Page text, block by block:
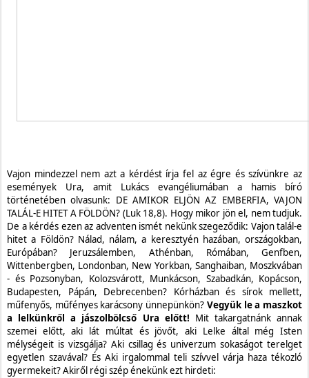
Vajon mindezzel nem azt a kérdést írja fel az égre és szívünkre az
események Ura, amit Lukács evangéliumában a hamis bíró
történetében olvasunk: DE AMIKOR ELJÖN AZ EMBERFIA, VAJON
TALÁL-E HITET A FÖLDÖN? (Luk 18,8). Hogy mikor jön el, nem tudjuk.
De a kérdés ezen az adventen ismét nekünk szegeződik: Vajon talál-e
hitet a Földön? Nálad, nálam, a keresztyén hazában, országokban,
Európában? Jeruzsálemben, Athénban, Rómában, Genfben,
Wittenbergben, Londonban, New Yorkban, Sanghaiban, Moszkvában
- és Pozsonyban, Kolozsvárott, Munkácson, Szabadkán, Kopácson,
Budapesten, Pápán, Debrecenben? Kórházban és sírok mellett,
műfenyős, műfényes karácsony ünnepünkön? Vegyük le a maszkot
a lelkünkről a jászolbölcső Ura előtt! Mit takargatnánk annak
szemei előtt, aki lát múltat és jövőt, aki Lelke által még Isten
mélységeit is vizsgálja? Aki csillag és univerzum sokaságot terelget
egyetlen szavával? És Aki irgalommal teli szívvel várja haza tékozló
gyermekeit? Akiről régi szép énekünk ezt hirdeti: